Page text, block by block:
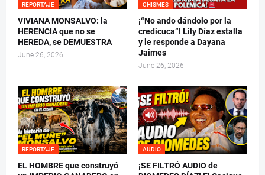
REPORTAJE
VIVIANA MONSALVO: la
HERENCIA que no se
HEREDA, se DEMUESTRA
June 26, 2026
CHISMES
¡“No ando dándolo por la
credicuca”! Lily Díaz estalla
y le responde a Dayana
Jaimes
June 26, 2026
REPORTAJE
EL HOMBRE que construyó
AUDIO
¡SE FILTRÓ AUDIO de